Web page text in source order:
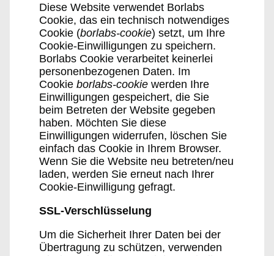
Diese Website verwendet Borlabs
Cookie, das ein technisch notwendiges
Cookie (borlabs-cookie) setzt, um Ihre
Cookie-Einwilligungen zu speichern.
Borlabs Cookie verarbeitet keinerlei
personenbezogenen Daten. Im
Cookie borlabs-cookie werden Ihre
Einwilligungen gespeichert, die Sie
beim Betreten der Website gegeben
haben. Möchten Sie diese
Einwilligungen widerrufen, löschen Sie
einfach das Cookie in Ihrem Browser.
Wenn Sie die Website neu betreten/neu
laden, werden Sie erneut nach Ihrer
Cookie-Einwilligung gefragt.
SSL-Verschlüsselung
Um die Sicherheit Ihrer Daten bei der
Übertragung zu schützen, verwenden